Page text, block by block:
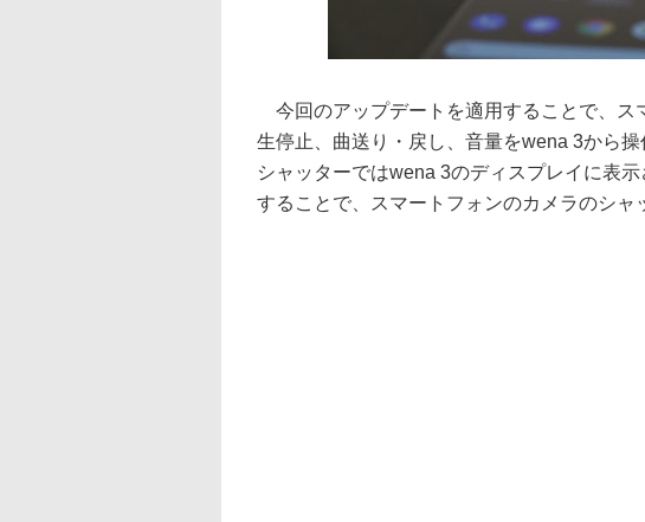
今回のアップデートを適用することで、ス
生停止、曲送り・戻し、音量をwena 3から
シャッターではwena 3のディスプレイに表
することで、スマートフォンのカメラのシャ